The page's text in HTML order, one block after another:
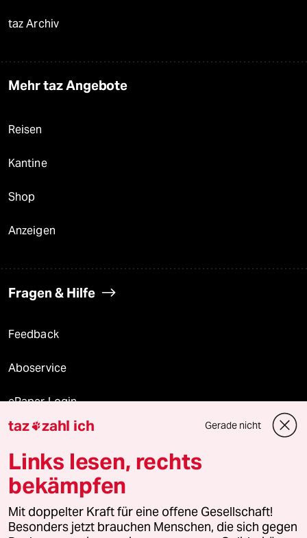
taz Archiv
Mehr taz Angebote
Reisen
Kantine
Shop
Anzeigen
Fragen & Hilfe
Feedback
Aboservice
ePaper Login
Downloads für Abonnierende
© 2026 taz Verlags und Vertriebs GmbH
Alle Rechte vorbehalten. Bei rechtlichen Fragen oder für Genehmigungen
wenden Sie sich bitte an
lizenzen@taz.de
taz zahl ich Gerade nicht
Links lesen, rechts
bekämpfen
Mit doppelter Kraft für eine offene Gesellschaft!
Besonders jetzt brauchen Menschen, die sich gegen